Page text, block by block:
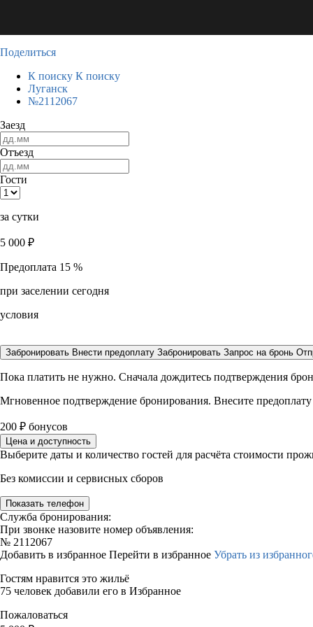
Поделиться
К поиску К поиску
Луганск
№2112067
Заезд
Отъезд
Гости
за сутки
5 000 ₽
Предоплата 15 %
при заселении сегодня
условия
Забронировать Внести предоплату Забронировать Запрос на бронь
Пока платить не нужно. Сначала дождитесь подтверждения
Мгновенное подтверждение бронирования. Внесите предоплату
200 ₽ бонусов
Цена и доступность
Выберите даты и количество гостей для расчёта стоимости
Без комиссии и сервисных сборов
Показать телефон
Служба бронирования:
При звонке назовите номер объявления:
№ 2112067
Добавить в избранное Перейти в избранное Убрать из
Гостям нравится это жильё
75 человек добавили его в Избранное
Пожаловаться